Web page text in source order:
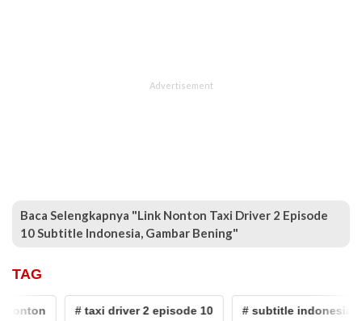
Baca Selengkapnya "Link Nonton Taxi Driver 2 Episode
10 Subtitle Indonesia, Gambar Bening"
TAG
# taxi driver 2 episode 10 # subtitle indonesia